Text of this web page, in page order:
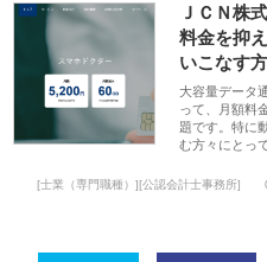
ＪＣＮ株
料金を抑
いこなす
大容量データ
って、月額料
題です。特に
む方々にとっ
[士業（専門職種）][公認会計士事務所]